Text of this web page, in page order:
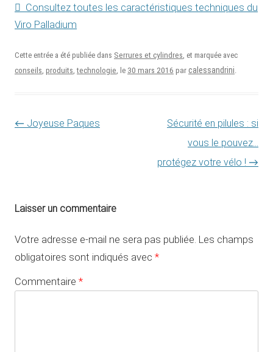
Consultez toutes les caractéristiques techniques du
Viro Palladium
Cette entrée a été publiée dans Serrures et cylindres, et marquée avec
conseils, produits,technologie, le 30 mars 2016 par calessandrini.
Navigation des articles
← Joyeuse Paques
Sécurité en pilules : si
vous le pouvez…
protégez votre vélo ! →
Laisser un commentaire
Votre adresse e-mail ne sera pas publiée. Les champs
obligatoires sont indiqués avec *
Commentaire *